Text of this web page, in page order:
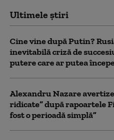
Ultimele știri
Cine vine după Putin?
inevitabilă criză de
putere care ar putea
Alexandru Nazare
ridicate” după rapoartele
fost o perioadă simplă”